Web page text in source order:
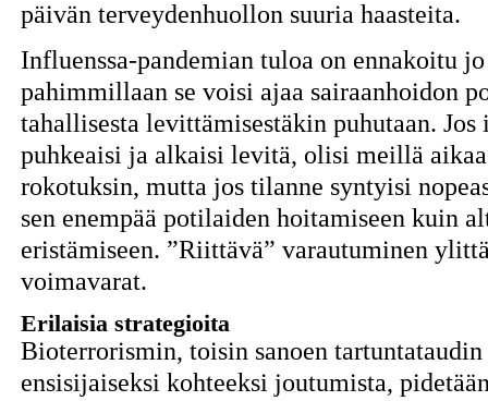
päivän terveydenhuollon suuria haasteita.
Influenssa-pandemian tuloa on ennakoitu
pahimmillaan se voisi ajaa sairaanhoidon
tahallisesta levittämisestäkin puhutaan.
puhkeaisi ja alkaisi levitä, olisi meillä
rokotuksin, mutta jos tilanne syntyisi
sen enempää potilaiden hoitamiseen kuin
eristämiseen. ”Riittävä” varautuminen
voimavarat.
Erilaisia strategioita
Bioterrorismin, toisin sanoen
ensisijaiseksi kohteeksi joutumista,